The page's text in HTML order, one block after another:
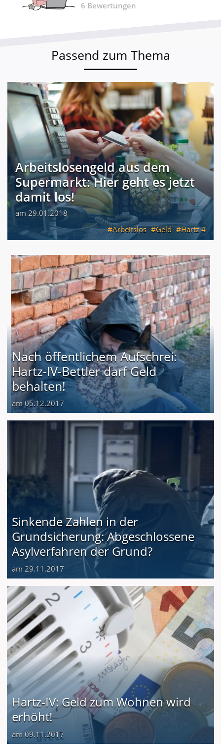
6 Bewertungen
Passend zum Thema
Arbeitslosengeld aus dem
Supermarkt: Hier geht es jetzt
damit los!
am 29.01.2018
Arbeitslos
Geld Hartz 4
Nach öffentlichem Aufschrei:
Hartz-IV-Bettler darf Geld
behalten!
am 05.12.2017
Sinkende Zahlen in der
Grundsicherung: Abgeschlossene
Asylverfahren der Grund?
am 29.11.2017
Hartz-IV: Geld zum Wohnen wird
erhöht!
am 09.11.2017